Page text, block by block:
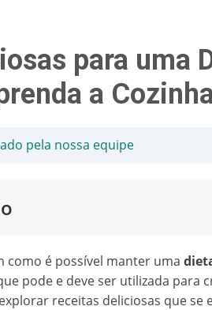
para uma
a
pela nossa equipe
como é possível manter uma
pode e deve ser utilizada para
receitas deliciosas que se